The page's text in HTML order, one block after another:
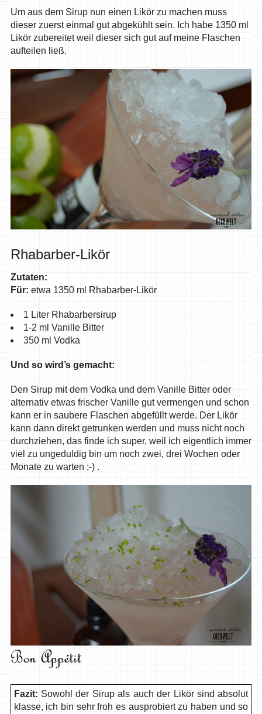
Um aus dem Sirup nun einen Likör zu machen muss
dieser zuerst einmal gut abgekühlt sein. Ich habe 1350 ml
Likör zubereitet weil dieser sich gut auf meine Flaschen
aufteilen ließ.
Rhabarber-Likör
Zutaten:
Für: etwa 1350 ml Rhabarber-Likör
1 Liter Rhabarbersirup
1-2 ml Vanille Bitter
350 ml Vodka
Und so wird’s gemacht:
Den Sirup mit dem Vodka und dem Vanille Bitter oder
alternativ etwas frischer Vanille gut vermengen und schon
kann er in saubere Flaschen abgefüllt werde. Der Likör
kann dann direkt getrunken werden und muss nicht noch
durchziehen, das finde ich super, weil ich eigentlich immer
viel zu ungeduldig bin um noch zwei, drei Wochen oder
Monate zu warten ;-) .
Fazit: Sowohl der Sirup als auch der Likör sind absolut
klasse, ich bin sehr froh es ausprobiert zu haben und so